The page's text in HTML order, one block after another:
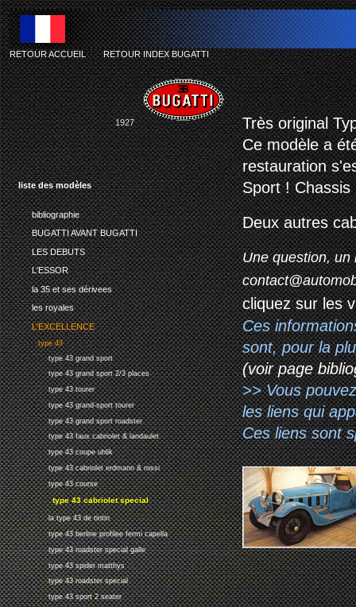
liste des modèles
bibliographie
BUGATTI AVANT BUGATTI
LES DEBUTS
L'ESSOR
la 35 et ses dérivees
les royales
L'EXCELLENCE
type 43
type 43 grand sport
type 43 grand sport 2/3 places
type 43 tourer
type 43 grand-sport tourer
type 43 grand sport roadster
type 43 faux cabriolet & landaulet
type 43 coupe uhlik
type 43 cabriolet erdmann & rossi
type 43 course
type 43 cabriolet special
la type 43 de tintin
type 43 berline profilee fermi capella
type 43 roadster special galle
type 43 spider matthys
type 43 roadster special
type 43 sport 2 seater
RETOUR ACCUEIL-RETOUR INDEX BUGATTI
1927
Très original
Ce modèle a
restauration
Sport ! Chassis
Deux autres
Une question, un
cliquez sur les
Ces
sont, pour la
(voir page
>> Vous
les liens qui
Ces liens sont